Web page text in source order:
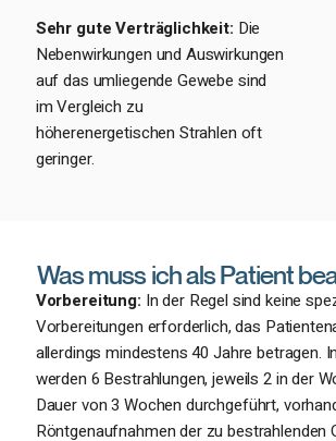
Sehr gute Verträglichkeit: Die
Nebenwirkungen und Auswirkungen
auf das umliegende Gewebe sind
im Vergleich zu
höherenergetischen Strahlen oft
geringer.
Was muss ich als Patient
Vorbereitung: In der Regel sind keine
Vorbereitungen erforderlich, das
allerdings mindestens 40 Jahre betragen.
werden 6 Bestrahlungen, jeweils 2 in der
Dauer von 3 Wochen durchgeführt,
Röntgenaufnahmen der zu bestrahlenden